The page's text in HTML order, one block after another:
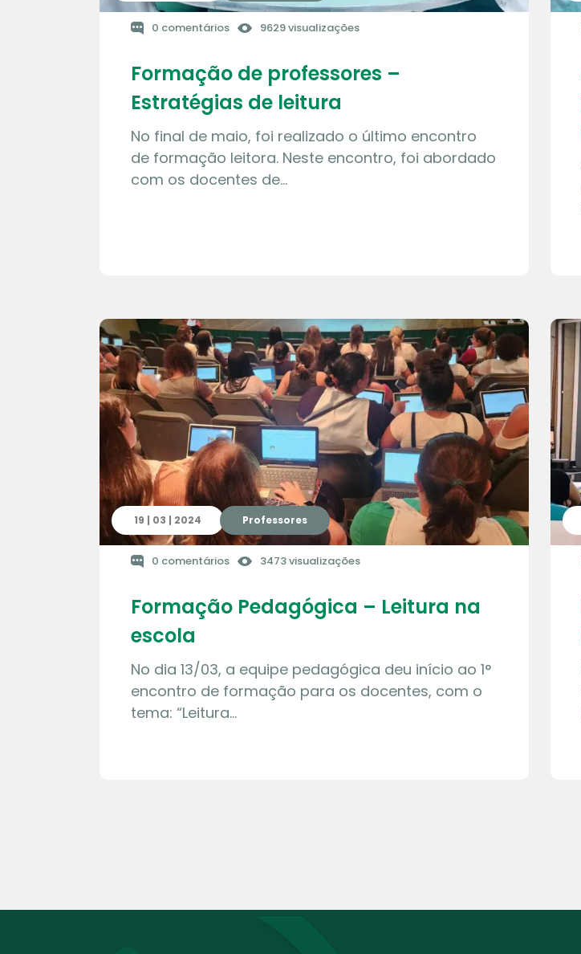
0 comentários 9629 visualizações
Formação de professores –
Estratégias de leitura
No final de maio, foi realizado o último encontro
de formação leitora. Neste encontro, foi abordado
com os docentes de…
19 | 03 | 2024 Professores
0 comentários 3473 visualizações
Formação Pedagógica – Leitura na
escola
No dia 13/03, a equipe pedagógica deu início ao 1°
encontro de formação para os docentes, com o
tema: “Leitura…